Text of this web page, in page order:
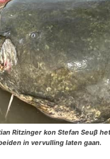
Ritzinger kon Stefan Seuβ
in vervulling laten gaan.